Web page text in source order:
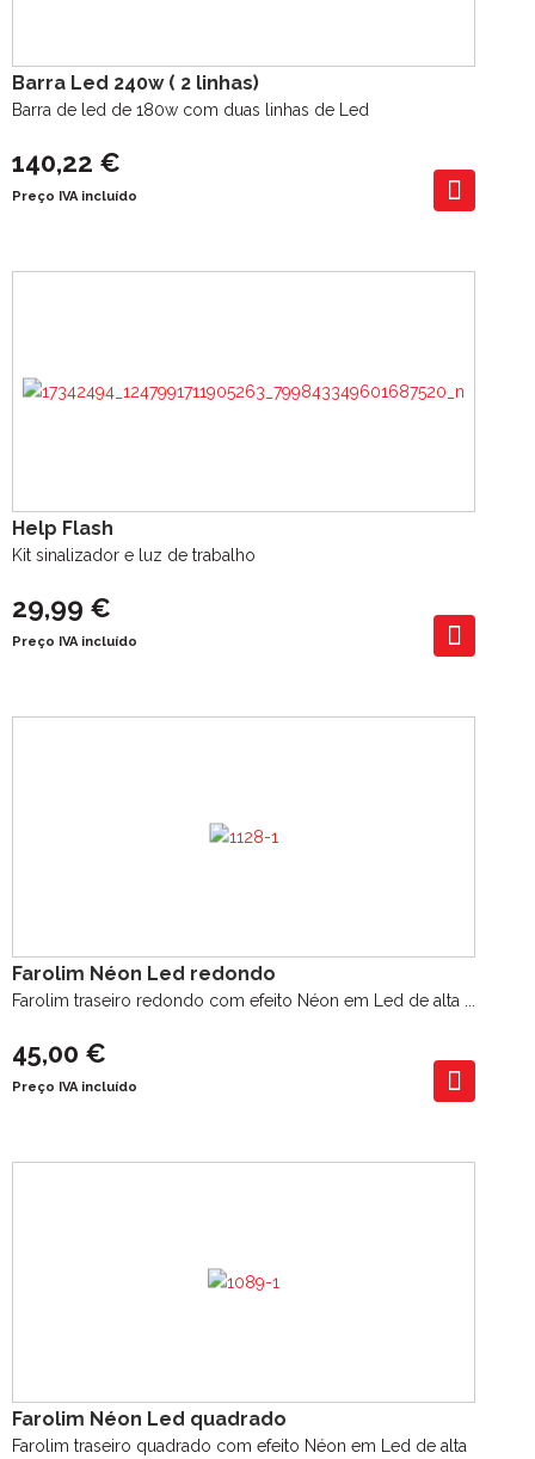
Barra Led 240w ( 2 linhas)
Barra de led de 180w com duas linhas de Led
140,22 €
Preço IVA incluído
Help Flash
Kit sinalizador e luz de trabalho
29,99 €
Preço IVA incluído
Farolim Néon Led redondo
Farolim traseiro redondo com efeito Néon em Led de alta ...
45,00 €
Preço IVA incluído
Farolim Néon Led quadrado
Farolim traseiro quadrado com efeito Néon em Led de alta